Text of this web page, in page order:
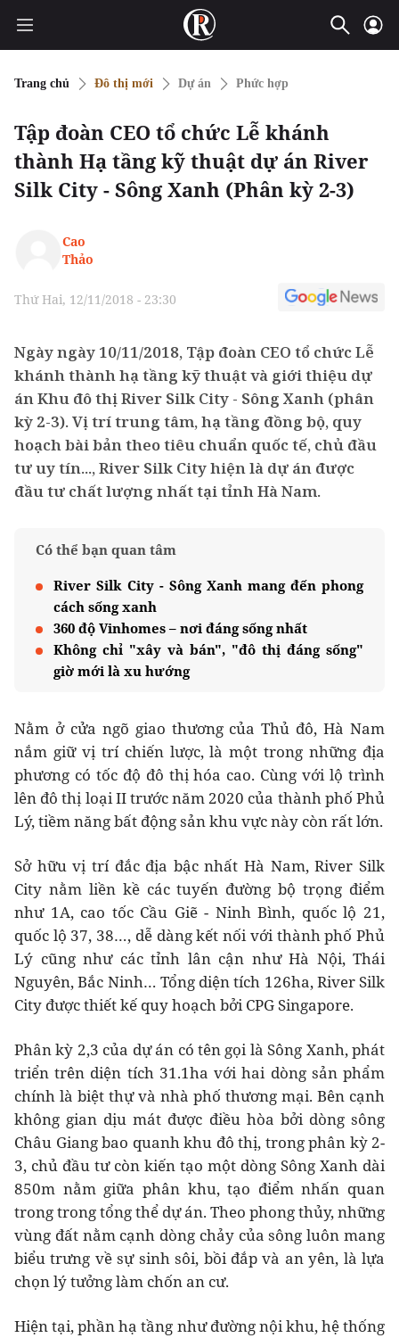
Trang chủ Đô thị mới Dự án Phức hợp
Tập đoàn CEO tổ chức Lễ khánh
thành Hạ tầng kỹ thuật dự án River
Silk City - Sông Xanh (Phân kỳ 2-3)
Cao
Thảo
Thứ Hai, 12/11/2018 - 23:30
Ngày ngày 10/11/2018, Tập đoàn CEO tổ chức Lễ
khánh thành hạ tầng kỹ thuật và giới thiệu dự
án Khu đô thị River Silk City - Sông Xanh (phân
kỳ 2-3). Vị trí trung tâm, hạ tầng đồng bộ, quy
hoạch bài bản theo tiêu chuẩn quốc tế, chủ đầu
tư uy tín..., River Silk City hiện là dự án được
đầu tư chất lượng nhất tại tỉnh Hà Nam.
Có thể bạn quan tâm
River Silk City - Sông Xanh mang đến phong
cách sống xanh
360 độ Vinhomes – nơi đáng sống nhất
Không chỉ "xây và bán", "đô thị đáng sống"
giờ mới là xu hướng
Nằm ở cửa ngõ giao thương của Thủ đô, Hà Nam
nắm giữ vị trí chiến lược, là một trong những địa
phương có tốc độ đô thị hóa cao. Cùng với lộ trình
lên đô thị loại II trước năm 2020 của thành phố Phủ
Lý, tiềm năng bất động sản khu vực này còn rất lớn.
Sở hữu vị trí đắc địa bậc nhất Hà Nam, River Silk
City nằm liền kề các tuyến đường bộ trọng điểm
như 1A, cao tốc Cầu Giẽ - Ninh Bình, quốc lộ 21,
quốc lộ 37, 38…, dễ dàng kết nối với thành phố Phủ
Lý cũng như các tỉnh lân cận như Hà Nội, Thái
Nguyên, Bắc Ninh… Tổng diện tích 126ha, River Silk
City được thiết kế quy hoạch bởi CPG Singapore.
Phân kỳ 2,3 của dự án có tên gọi là Sông Xanh, phát
triển trên diện tích 31.1ha với hai dòng sản phẩm
chính là biệt thự và nhà phố thương mại. Bên cạnh
không gian dịu mát được điều hòa bởi dòng sông
Châu Giang bao quanh khu đô thị, trong phân kỳ 2-
3, chủ đầu tư còn kiến tạo một dòng Sông Xanh dài
850m nằm giữa phân khu, tạo điểm nhấn quan
trong trong tổng thể dự án. Theo phong thủy, những
vùng đất nằm cạnh dòng chảy của sông luôn mang
biểu trưng về sự sinh sôi, bồi đắp và an yên, là lựa
chọn lý tưởng làm chốn an cư.
Hiện tại, phần hạ tầng như đường nội khu, hệ thống